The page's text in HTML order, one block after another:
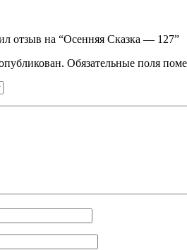
отзыв на “Осенняя Сказка — 127”
Обязательные поля